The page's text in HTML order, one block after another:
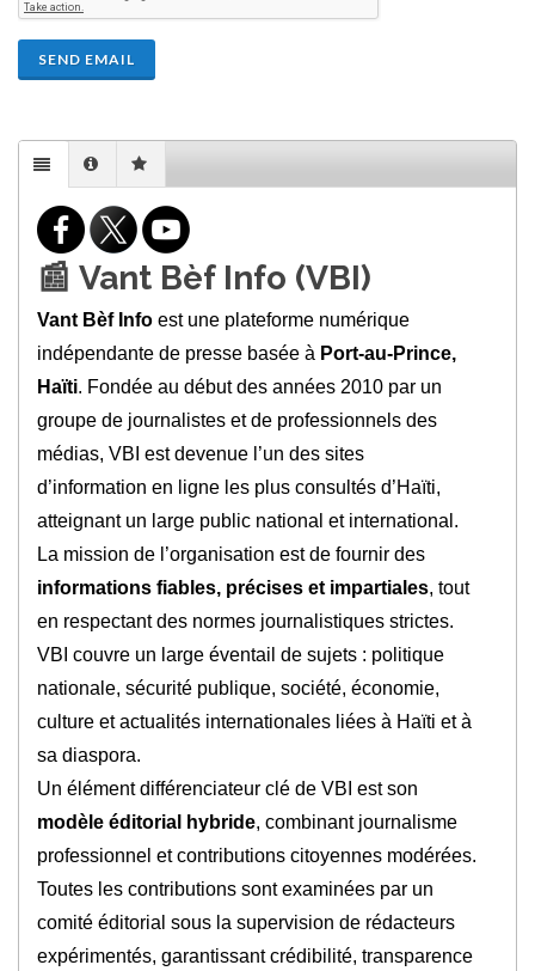
SEND EMAIL
📰Vant Bèf Info (VBI)
Vant Bèf Info est une plateforme numérique
indépendante de presse basée à Port‑au‑Prince,
Haïti. Fondée au début des années 2010 par un
groupe de journalistes et de professionnels des
médias, VBI est devenue l’un des sites
d’information en ligne les plus consultés d’Haïti,
atteignant un large public national et international.
La mission de l’organisation est de fournir des
informations fiables, précises et impartiales, tout
en respectant des normes journalistiques strictes.
VBI couvre un large éventail de sujets : politique
nationale, sécurité publique, société, économie,
culture et actualités internationales liées à Haïti et à
sa diaspora.
Un élément différenciateur clé de VBI est son
modèle éditorial hybride, combinant journalisme
professionnel et contributions citoyennes modérées.
Toutes les contributions sont examinées par un
comité éditorial sous la supervision de rédacteurs
expérimentés, garantissant crédibilité, transparence